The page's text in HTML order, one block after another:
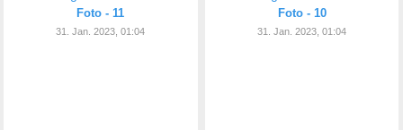
Foto - 11
31. Jan. 2023, 01:04
Foto - 10
31. Jan. 2023, 01:04